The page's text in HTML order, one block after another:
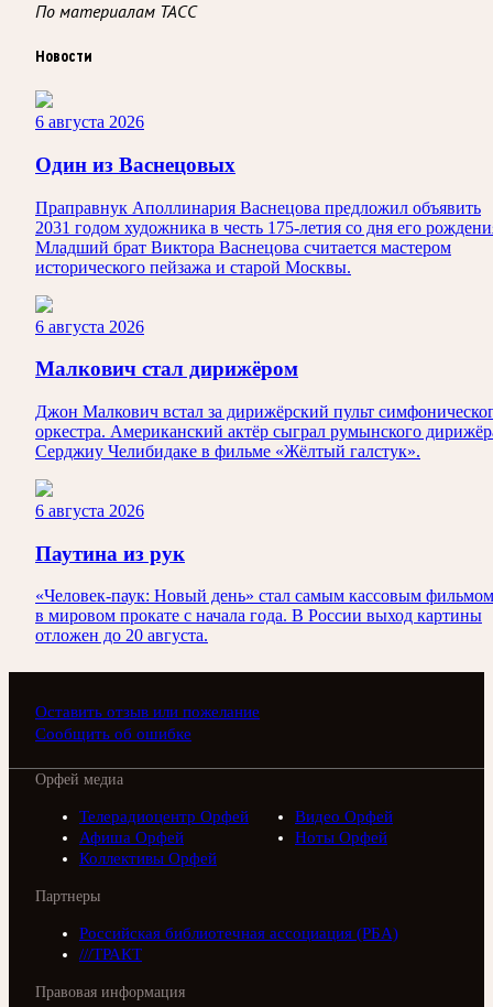
По материалам ТАСС
Новости
6 августа 2026
Один из Васнецовых
Праправнук Аполлинария Васнецова предложил объявить
2031 годом художника в честь 175-летия со дня его
Младший брат Виктора Васнецова считается мастером
исторического пейзажа и старой Москвы.
6 августа 2026
Малкович стал дирижёром
Джон Малкович встал за дирижёрский пульт
оркестра. Американский актёр сыграл румынского
Серджиу Челибидаке в фильме «Жёлтый галстук».
6 августа 2026
Паутина из рук
«Человек-паук: Новый день» стал самым кассовым фильмом
в мировом прокате с начала года. В России выход картины
отложен до 20 августа.
Оставить отзыв или пожелание
Сообщить об ошибке
Орфей медиа
Телерадиоцентр Орфей
Видео Орфей
Афиша Орфей
Ноты Орфей
Коллективы Орфей
Партнеры
Российская библиотечная ассоциация (РБА)
///ТРАКТ
Правовая информация